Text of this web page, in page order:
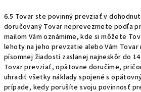
6.5 Tovar ste povinný prevziať v
doručovaný Tovar neprevezmete podľa
mailom Vám oznámime, kde si môžete
lehoty na jeho prevzatie alebo Vám Tovar
písomnej žiadosti zaslanej najneskôr do
Tovar prevziať, opätovne doručíme,
uhradiť všetky náklady spojené s
prípade, kedy porušíte svoju povinnosť